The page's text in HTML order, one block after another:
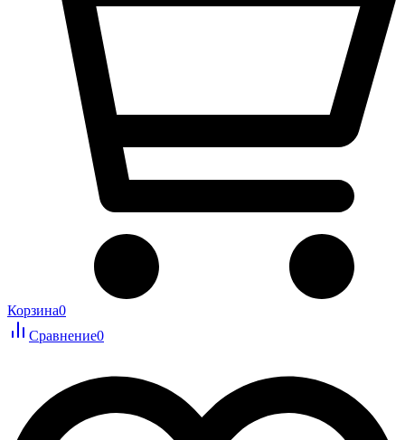
Корзина0
Сравнение0